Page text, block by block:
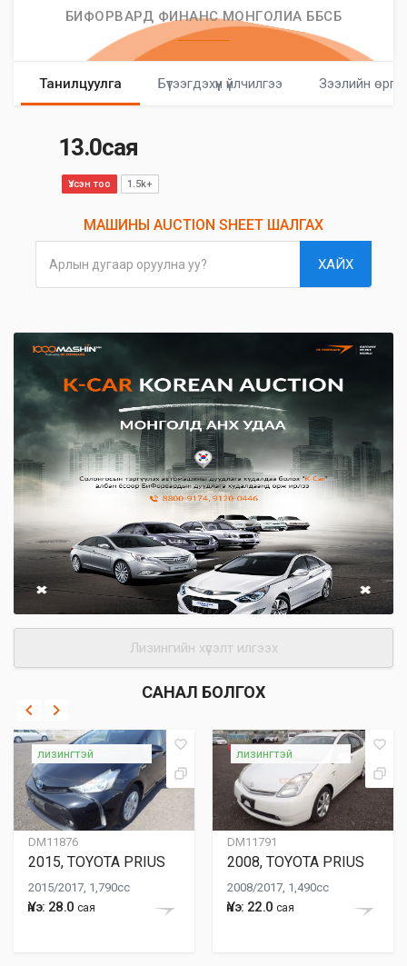
БИФОРВАРД ФИНАНС МОНГОЛИА ББСБ
Танилцуулга Бүтээгдэхүүн үйлчилгээ Зээлийн
13.0сая
Үзсэн тоо 1.5k+
МАШИНЫ AUCTION SHEET ШАЛГАХ
Арлын дугаар оруулна уу? ХАЙХ
Лизингийн хүсэлт илгээх
САНАЛ БОЛГОХ
DM11876
лизингтэй
2015, TOYOTA PRIUS
2015/2017, 1,790cc
Үнэ: 28.0 сая
DM11791
лизингтэй
2008, TOYOTA PRIUS
2008/2017, 1,490cc
Үнэ: 22.0 сая